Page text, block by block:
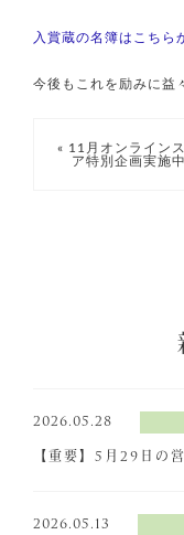
入賞蔵の名簿はこちら
今後もこれを励みに益
« 11月オンライン
ア特別企画実施中
2026.05.28
【重要】5月29日の
2026.05.13